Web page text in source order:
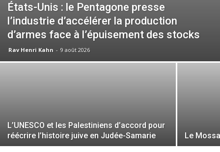
États-Unis : le Pentagone presse
l’industrie d’accélérer la production
d’armes face à l’épuisement des stocks
Rav Henri Kahn - 9 août 2026
L’UNESCO et les Palestiniens d’accord pour
réécrire l’histoire juive en Judée-Samarie
Le